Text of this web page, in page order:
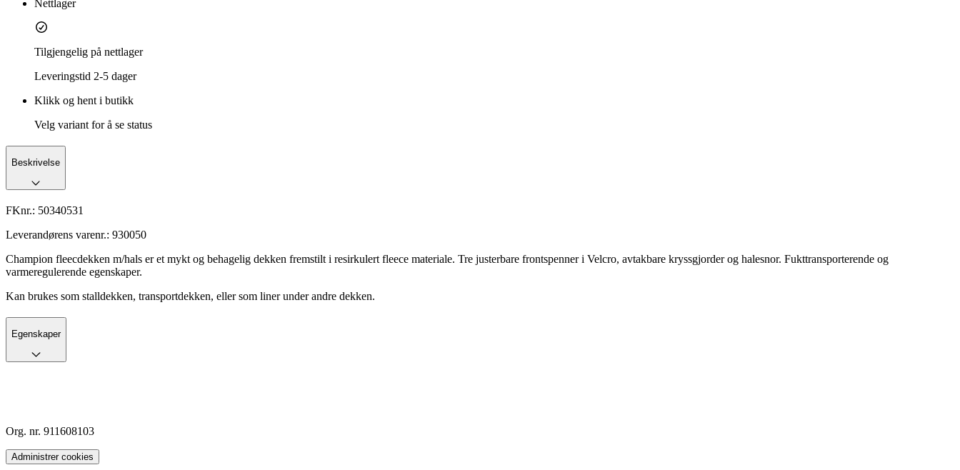
Nettlager
Tilgjengelig på nettlager
Leveringstid 2-5 dager
Klikk og hent i butikk
Velg variant for å se status
Beskrivelse
FKnr.: 50340531
Leverandørens varenr.: 930050
Champion fleecdekken m/hals er et mykt og behagelig dekken fremstilt i resirkulert fleece materiale. Tre justerbare frontspenner i Velcro, avtakbare kryssgjorder og halesnor. Fukttransporterende og
varmeregulerende egenskaper.
Kan brukes som stalldekken, transportdekken, eller som liner under andre dekken.
Egenskaper
Org. nr. 911608103
Administrer cookies